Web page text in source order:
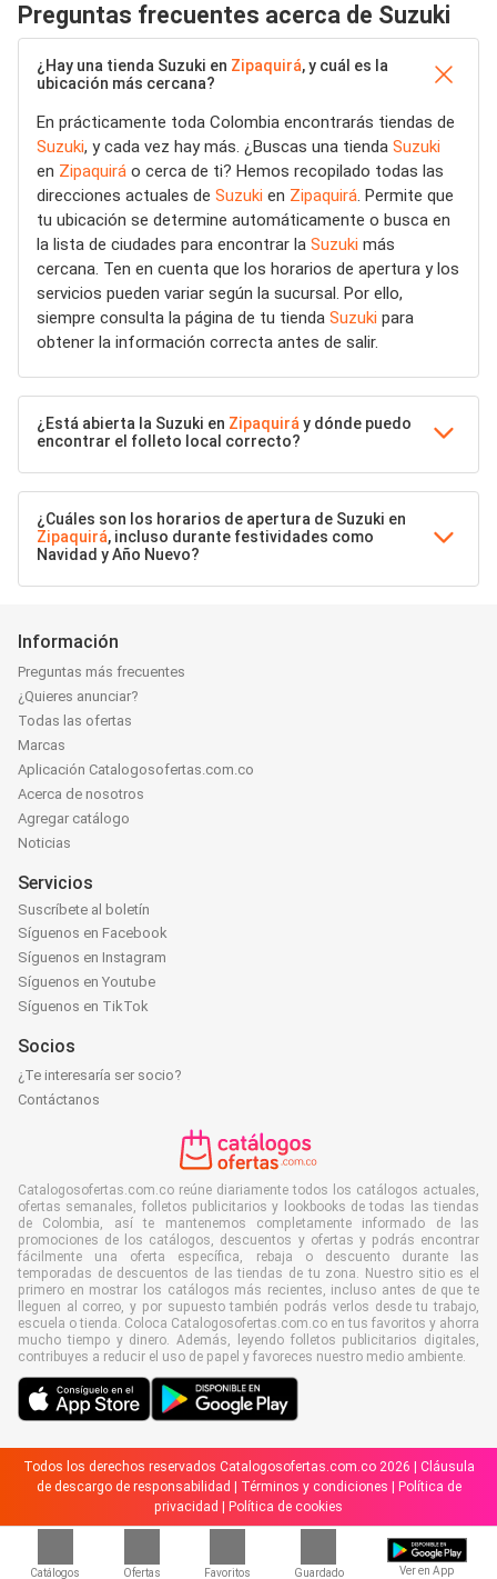
Catálogos Ofertas Favoritos Guardado Ver en App
Preguntas frecuentes acerca de Suzuki
¿Hay una tienda Suzuki en Zipaquirá, y cuál es la
ubicación más cercana?
En prácticamente toda Colombia encontrarás tiendas de
Suzuki, y cada vez hay más. ¿Buscas una tienda Suzuki
en Zipaquirá o cerca de ti? Hemos recopilado todas las
direcciones actuales de Suzuki en Zipaquirá. Permite que
tu ubicación se determine automáticamente o busca en
la lista de ciudades para encontrar la Suzuki más
cercana. Ten en cuenta que los horarios de apertura y los
servicios pueden variar según la sucursal. Por ello,
siempre consulta la página de tu tienda Suzuki para
obtener la información correcta antes de salir.
¿Está abierta la Suzuki en Zipaquirá y dónde puedo
encontrar el folleto local correcto?
¿Cuáles son los horarios de apertura de Suzuki en
Zipaquirá, incluso durante festividades como
Navidad y Año Nuevo?
Información
Preguntas más frecuentes
¿Quieres anunciar?
Todas las ofertas
Marcas
Aplicación Catalogosofertas.com.co
Acerca de nosotros
Agregar catálogo
Noticias
Servicios
Suscríbete al boletín
Síguenos en Facebook
Síguenos en Instagram
Síguenos en Youtube
Síguenos en TikTok
Socios
¿Te interesaría ser socio?
Contáctanos
Catalogosofertas.com.co reúne diariamente todos los catálogos actuales,
ofertas semanales, folletos publicitarios y lookbooks de todas las tiendas
de Colombia, así te mantenemos completamente informado de las
promociones de los catálogos, descuentos y ofertas y podrás encontrar
fácilmente una oferta específica, rebaja o descuento durante las
temporadas de descuentos de las tiendas de tu zona. Nuestro sitio es el
primero en mostrar los catálogos más recientes, incluso antes de que te
lleguen al correo, y por supuesto también podrás verlos desde tu trabajo,
escuela o tienda. Coloca Catalogosofertas.com.co en tus favoritos y ahorra
mucho tiempo y dinero. Además, leyendo folletos publicitarios digitales,
contribuyes a reducir el uso de papel y favoreces nuestro medio ambiente.
Todos los derechos reservados Catalogosofertas.com.co 2026 | Cláusula
de descargo de responsabilidad
Términos y condiciones
Política de
privacidad
Política de cookies